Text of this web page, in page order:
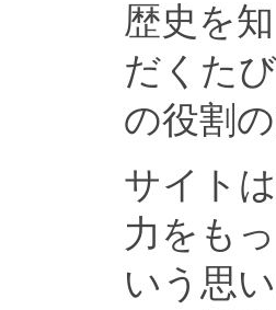
歴史を
だくた
の役割
サイト
力をも
いう思